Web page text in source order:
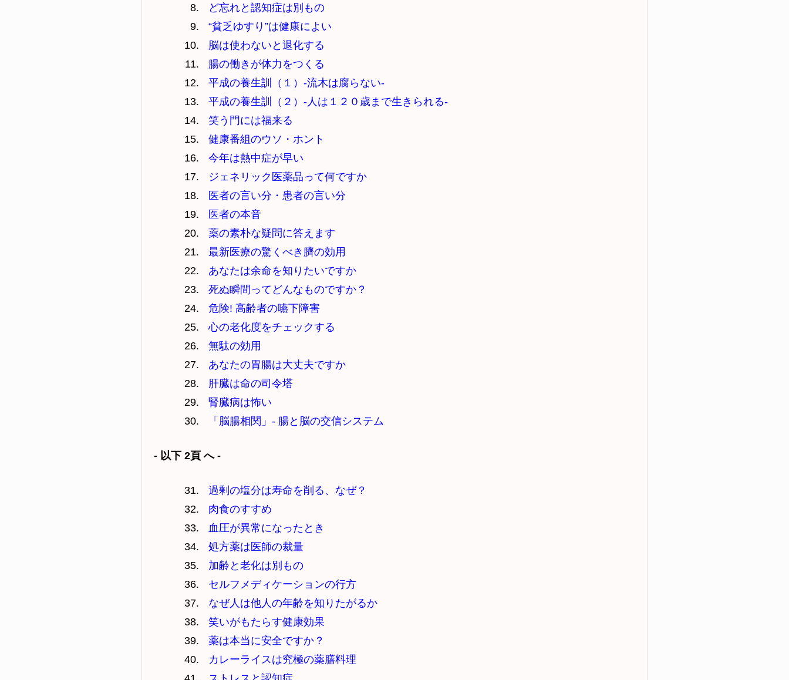
ど忘れと認知症は別もの
“貧乏ゆすり”は健康によい
脳は使わないと退化する
腸の働きが体力をつくる
平成の養生訓（１）-流木は腐らない-
平成の養生訓（２）-人は１２０歳まで生きられる-
笑う門には福来る
健康番組のウソ・ホント
今年は熱中症が早い
ジェネリック医薬品って何ですか
医者の言い分・患者の言い分
医者の本音
薬の素朴な疑問に答えます
最新医療の驚くべき臍の効用
あなたは余命を知りたいですか
死ぬ瞬間ってどんなものですか？
危険! 高齢者の嚥下障害
心の老化度をチェックする
無駄の効用
あなたの胃腸は大丈夫ですか
肝臓は命の司令塔
腎臓病は怖い
「脳腸相関」- 腸と脳の交信システム
- 以下 2頁 へ -
過剰の塩分は寿命を削る、なぜ？
肉食のすすめ
血圧が異常になったとき
処方薬は医師の裁量
加齢と老化は別もの
セルフメディケーションの行方
なぜ人は他人の年齢を知りたがるか
笑いがもたらす健康効果
薬は本当に安全ですか？
カレーライスは究極の薬膳料理